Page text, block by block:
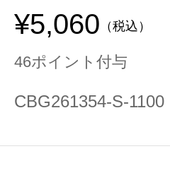
¥5,060 （税込）
46ポイント付与
CBG261354-S-1100